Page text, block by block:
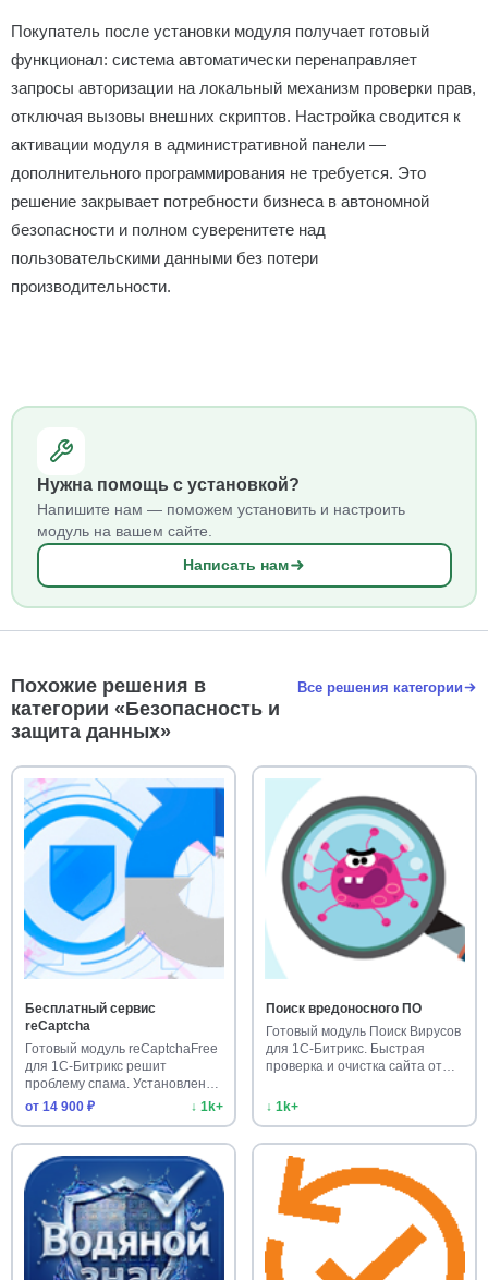
Покупатель после установки модуля получает готовый
функционал: система автоматически перенаправляет
запросы авторизации на локальный механизм проверки прав,
отключая вызовы внешних скриптов. Настройка сводится к
активации модуля в административной панели —
дополнительного программирования не требуется. Это
решение закрывает потребности бизнеса в автономной
безопасности и полном суверенитете над
пользовательскими данными без потери
производительности.
Нужна помощь с установкой?
Напишите нам — поможем установить и настроить
модуль на вашем сайте.
Написать нам
Похожие решения в
категории «Безопасность и
защита данных»
Все решения категории
Бесплатный сервис
reCaptcha
Готовый модуль reCaptchaFree
для 1С-Битрикс решит
проблему спама. Установлен
бол…
от 14 900 ₽ ↓ 1k+
Поиск вредоносного ПО
Готовый модуль Поиск Вирусов
для 1С-Битрикс. Быстрая
проверка и очистка сайта от…
↓ 1k+